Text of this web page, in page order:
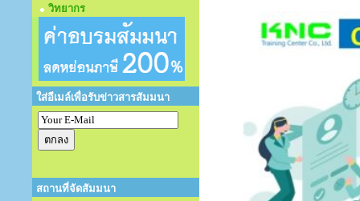
วิทยากร
ใส่อีเมล์เพื่อรับข่าวสารสัมมนา
สถานที่จัดสัมมนา